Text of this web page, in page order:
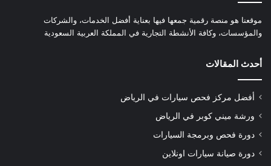
موقعنا هو منصة رقمية جمعها فيها بعناية أفضل الخدمات، والشركات
والمؤسسات، وكافة الأنشطة التجارية في المملكة العربية السعودية
أحدث المقالات
أفضل مركز فحص سيارات في الرياض
ورشة ميني كوبر في الرياض
دورة فحص وبرمجة السيارات
دورة صيانة سيارات اونلاين